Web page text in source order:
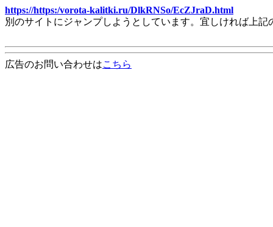
https://https:/vorota-kalitki.ru/DlkRNSo/EcZJraD.html
別のサイトにジャンプしようとしています。宜しければ上
広告のお問い合わせはこちら